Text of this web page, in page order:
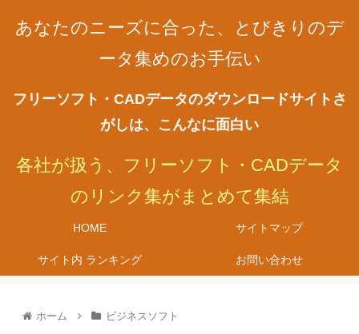
あなたのニーズに合った、とびきりのデ
ータ集めのお手伝い
フリーソフト・CADデータのダウンロードサイトさ
がしは、こんなに面白い
各社が扱う、フリーソフト・CADデータ
のリンク集がまとめて集結
HOME サイトマップ
サイト内 ランキング お問い合わせ
ホーム ビジネスソフト